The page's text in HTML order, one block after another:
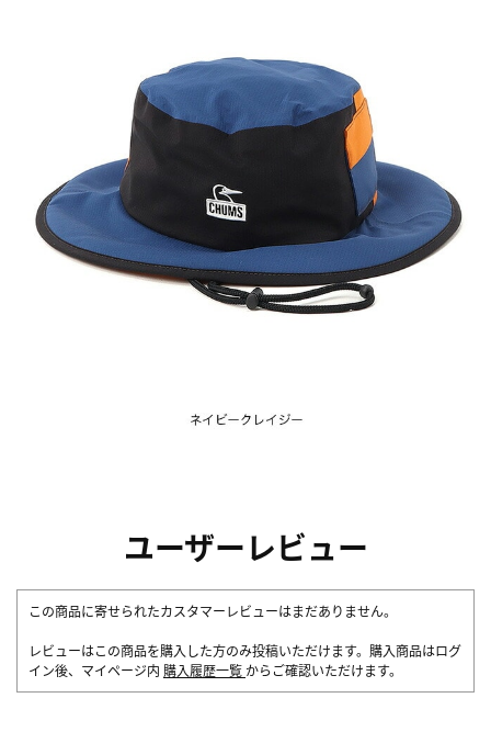
ユーザーレビュー
この商品に寄せられたカスタマーレビューはまだありません。
レビューはこの商品を購入した方のみ投稿いただけます。購入商品はログ
イン後、マイページ内 購入履歴一覧 からご確認いただけます。